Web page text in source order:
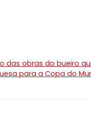
das obras do bueiro
para a Copa do